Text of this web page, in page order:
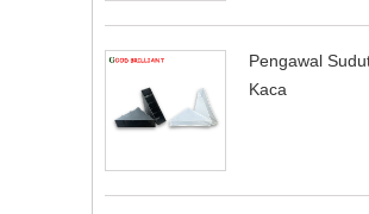
Pengawal
Kaca